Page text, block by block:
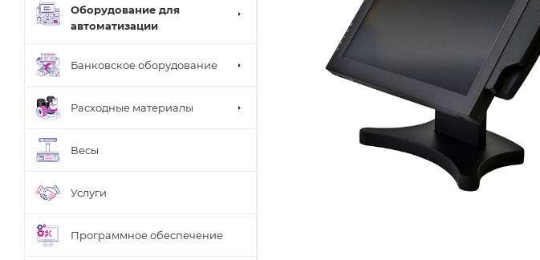
Оборудование для
автоматизации
Банковское оборудование
Расходные материалы
Весы
Услуги
Программное обеспечение